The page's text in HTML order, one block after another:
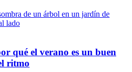
qué el verano es un buen
ritmo